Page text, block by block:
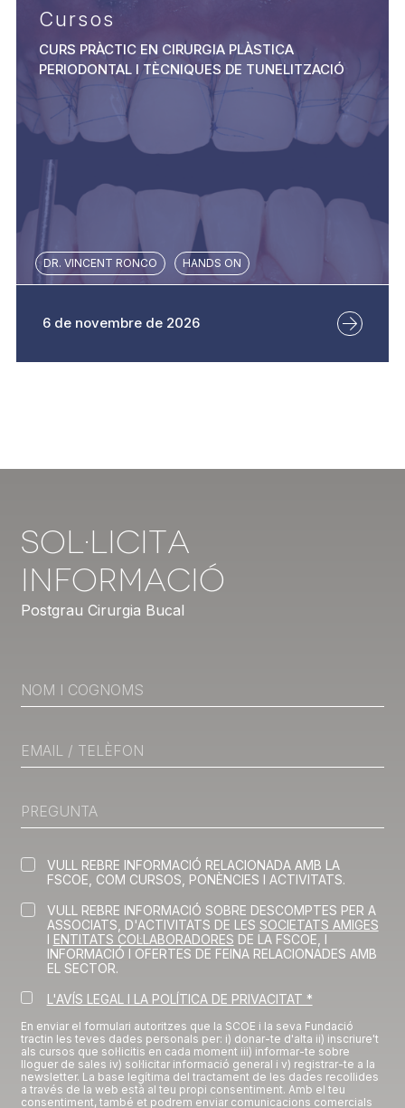
Cursos
CURS PRÀCTIC EN CIRURGIA PLÀSTICA
PERIODONTAL I TÈCNIQUES DE TUNELITZACIÓ
DR. VINCENT RONCO HANDS ON
6 de novembre de 2026
Sol·licita
Informació
Postgrau Cirurgia Bucal
VULL REBRE INFORMACIÓ RELACIONADA AMB LA
FSCOE, COM CURSOS, PONÈNCIES I ACTIVITATS.
VULL REBRE INFORMACIÓ SOBRE DESCOMPTES PER A
ASSOCIATS, D'ACTIVITATS DE LES SOCIETATS AMIGES
I ENTITATS COL·LABORADORES DE LA FSCOE, I
INFORMACIÓ I OFERTES DE FEINA RELACIONADES AMB
EL SECTOR.
L'AVÍS LEGAL I LA POLÍTICA DE PRIVACITAT *
En enviar el formulari autoritzes que la SCOE i la seva Fundació
tractin les teves dades personals per: i) donar-te d'alta ii) inscriure't
als cursos que sol·licitis en cada moment iii) informar-te sobre
lloguer de sales iv) sol·licitar informació general i v) registrar-te a la
newsletter. La base legítima del tractament de les dades recollides
a través de la web està al teu propi consentiment. Amb el teu
consentiment, també et podrem enviar comunicacions comercials